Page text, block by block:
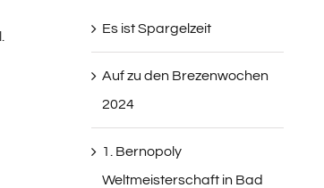
Es ist Spargelzeit
Auf zu den Brezenwochen
2024
1. Bernopoly
Weltmeisterschaft in Bad